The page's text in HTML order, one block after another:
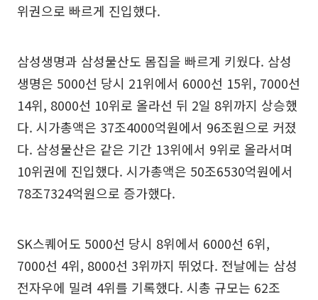
위권으로 빠르게 진입했다.
삼성생명과 삼성물산도 몸집을 빠르게 키웠다. 삼성
생명은 5000선 당시 21위에서 6000선 15위, 7000선
14위, 8000선 10위로 올라선 뒤 2일 8위까지 상승했
다. 시가총액은 37조4000억원에서 96조원으로 커졌
다. 삼성물산은 같은 기간 13위에서 9위로 올라서며
10위권에 진입했다. 시가총액은 50조6530억원에서
78조7324억원으로 증가했다.
SK스퀘어도 5000선 당시 8위에서 6000선 6위,
7000선 4위, 8000선 3위까지 뛰었다. 전날에는 삼성
전자우에 밀려 4위를 기록했다. 시총 규모는 62조